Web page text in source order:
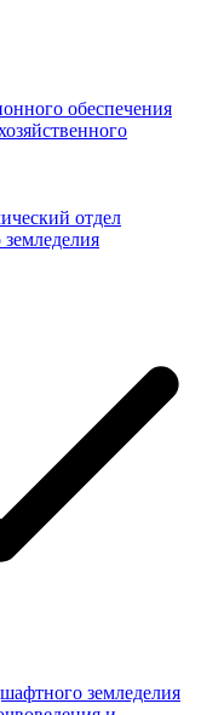
обеспечения
отдел
земледелия